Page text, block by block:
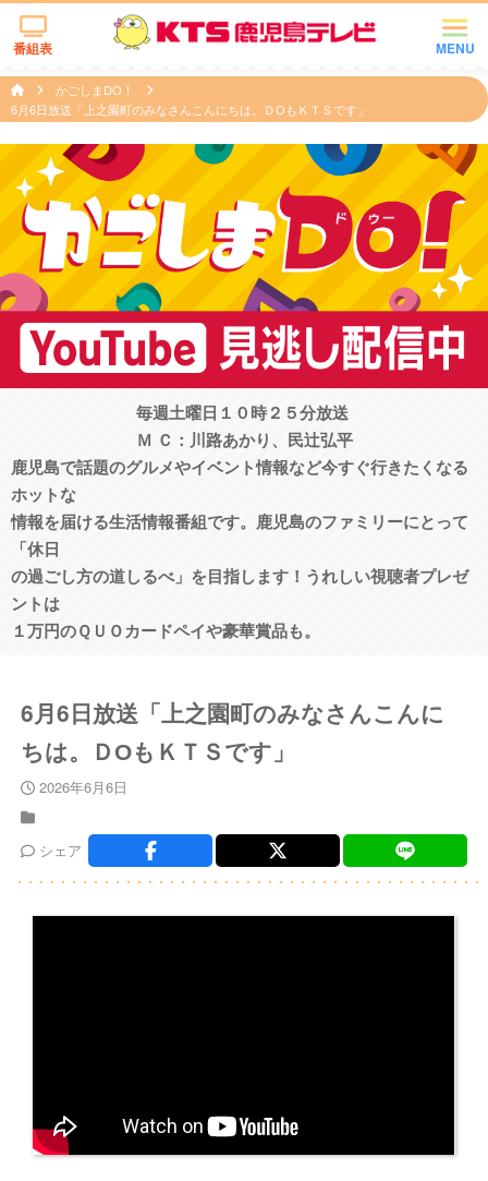
MENU
番組表
かごしまDO！
6月6日放送「上之園町のみなさんこんにちは。ＤОもＫＴＳです」
毎週土曜日１０時２５分放送
Ｍ Ｃ：川路あかり、民辻󠄀弘平
鹿児島で話題のグルメやイベント情報など今すぐ行きたくなる
ホットな
情報を届ける生活情報番組です。鹿児島のファミリーにとって
「休日
の過ごし方の道しるべ」を目指します！うれしい視聴者プレゼ
ントは
１万円のＱＵＯカードペイや豪華賞品も。
6月6日放送「上之園町のみなさんこんに
ちは。ＤОもＫＴＳです」
2026年6月6日
シェア